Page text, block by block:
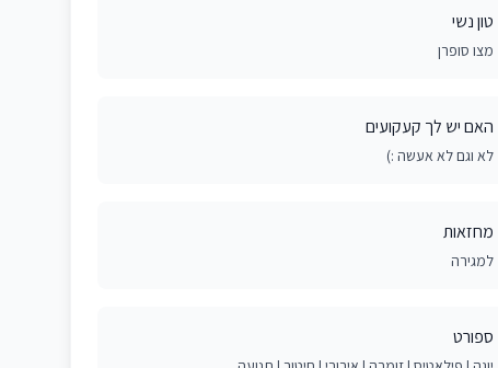
טון נשי
מצו סופרן
האם יש לך קעקועים
לא וגם לא אעשה :)
מחזאות
למגירה
ספורט